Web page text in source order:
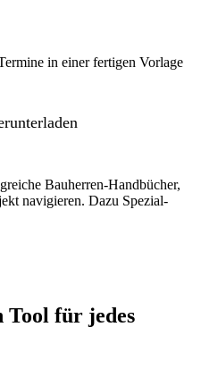
in einer fertigen Vorlage
Bauherren-Handbücher,
navigieren. Dazu Spezial-
Tool für jedes